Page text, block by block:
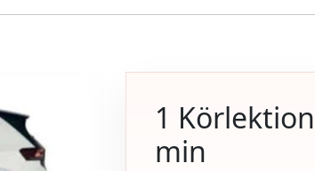
1
min